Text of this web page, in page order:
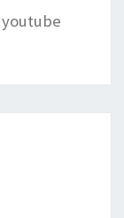
youtube